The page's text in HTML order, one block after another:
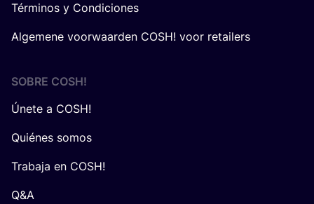
Términos y Condiciones
Algemene voorwaarden COSH! voor retailers
SOBRE COSH!
Únete a COSH!
Quiénes somos
Trabaja en COSH!
Q&A